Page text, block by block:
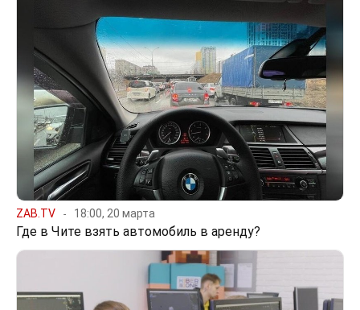
ZAB.TV 18:00, 20 марта
Где в Чите взять автомобиль в аренду?